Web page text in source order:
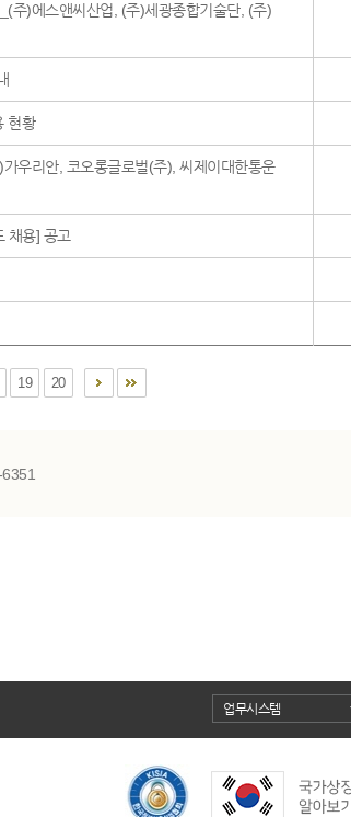
주)에스앤씨산업, (주)세광종합기술단, (주)
현황
우리안, 코오롱글로벌(주), 씨제이대한통운
채용] 공고
19 20